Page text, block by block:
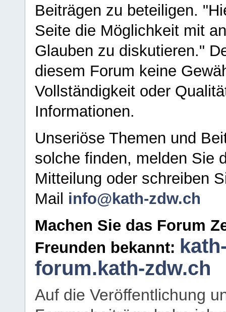
Beiträgen zu beteiligen.
Seite die Möglichkeit mit
Glauben zu diskutieren."
diesem Forum keine
Vollständigkeit oder
Informationen.
Unseriöse Themen und
solche finden, melden Sie
Mitteilung oder schreiben
Mail info@kath-zdw.ch
Machen Sie das Forum
Freunden bekannt:
forum.kath-zdw.ch
Auf die Veröffentlichung